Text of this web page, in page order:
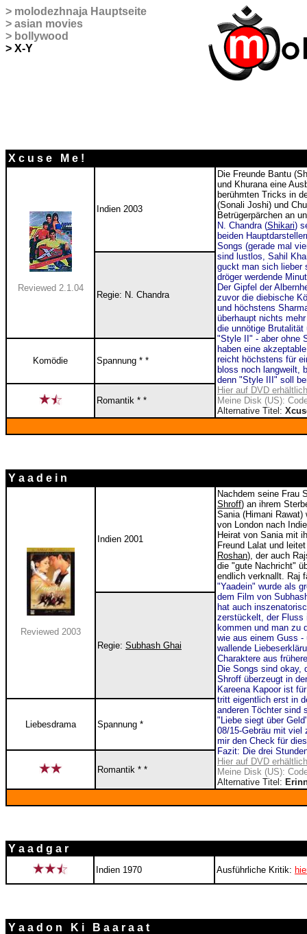
> molodezhnaja Hauptseite
> asian movies
> bollywood
> X-Y
X c u s e M e !
Reviewed 2.1.04
Indien 2003
Die Freunde Bantu
und Khurana eine
berühmten Tricks in
(Sonali Joshi) und
Betrügerpärchen an
N. Chandra (Shikari)
beiden
Songs (gerade mal
sind lustlos, Sahil
guckt man sich lieber
dröger werdende
Der Gipfel der
zuvor die diebische
und höchstens
überhaupt nichts
die unnötige Brutalität
"Style II" - aber ohne
haben eine
reicht höchstens für
bloss noch langweilt,
denn "Style III" soll
Hier auf DVD erhältlich
Meine Disk (US):
Alternative Titel:
Regie: N. Chandra
Komödie Spannung * *
Romantik * *
Y a a d e i n
Reviewed 2003
Indien 2001
Nachdem seine Frau
Shroff) an ihrem
Sania (Himani
von London nach
Heirat von Sania mit
Freund Lalat und
Roshan), der auch
die "gute Nachricht"
endlich verknallt. Raj
"Yaadein" wurde als
dem Film von
hat auch
zerstückelt, der Fluss
kommen und man zu
wie aus einem Guss -
wallende
Charaktere aus
Die Songs sind okay,
Shroff überzeugt in
Kareena Kapoor ist
tritt eigentlich erst in
anderen Töchter sind
"Liebe siegt über
08/15-Gebräu mit viel
mir den Check für
Fazit: Die drei
Hier auf DVD erhältlich
Meine Disk (US):
Alternative Titel:
Regie: Subhash Ghai
Liebesdrama Spannung *
Romantik * *
Y a a d g a r
Indien 1970 Ausführliche Kritik:
Y a a d o n K i B a a r a a t